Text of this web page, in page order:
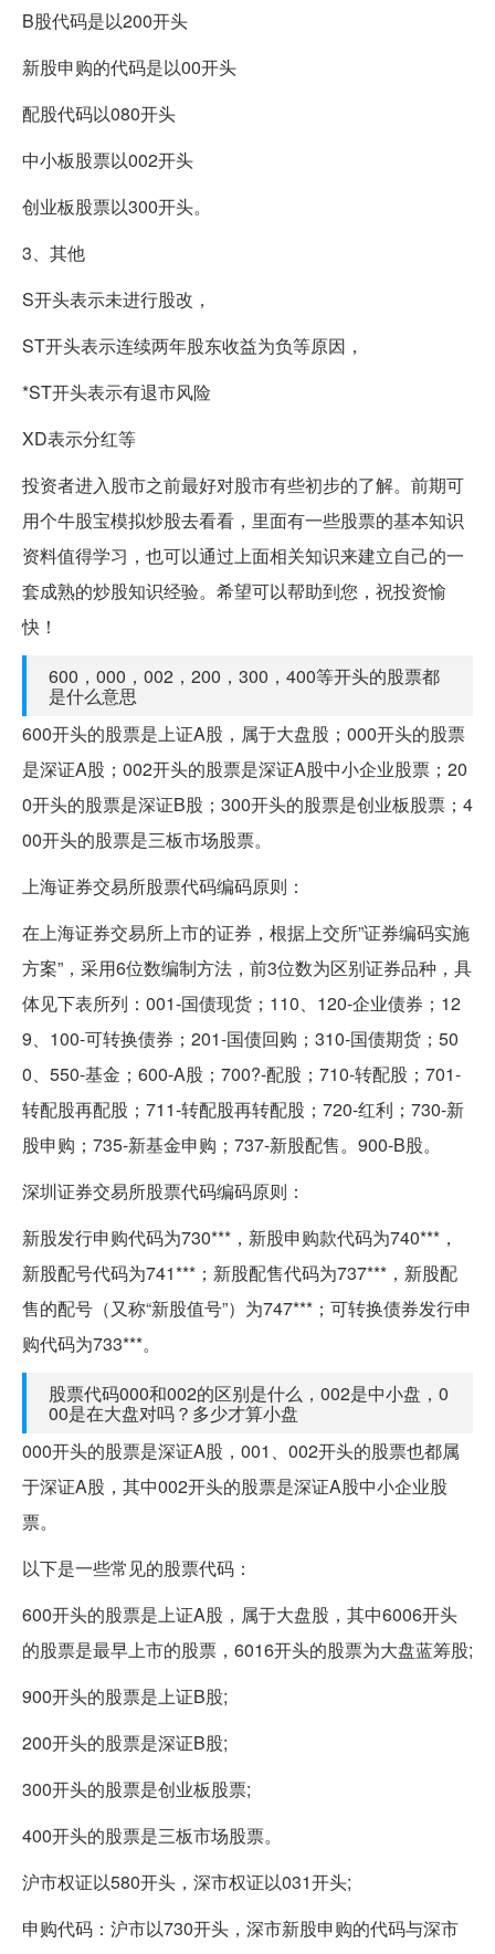
B股代码是以200开头
新股申购的代码是以00开头
配股代码以080开头
中小板股票以002开头
创业板股票以300开头。
3、其他
S开头表示未进行股改，
ST开头表示连续两年股东收益为负等原因，
*ST开头表示有退市风险
XD表示分红等
投资者进入股市之前最好对股市有些初步的了解。前期可
用个牛股宝模拟炒股去看看，里面有一些股票的基本知识
资料值得学习，也可以通过上面相关知识来建立自己的一
套成熟的炒股知识经验。希望可以帮助到您，祝投资愉
快！
600，000，002，200，300，400等开头的股票都
是什么意思
600开头的股票是上证A股，属于大盘股；000开头的股票
是深证A股；002开头的股票是深证A股中小企业股票；20
0开头的股票是深证B股；300开头的股票是创业板股票；4
00开头的股票是三板市场股票。
上海证券交易所股票代码编码原则：
在上海证券交易所上市的证券，根据上交所”证券编码实施
方案”，采用6位数编制方法，前3位数为区别证券品种，具
体见下表所列：001-国债现货；110、120-企业债券；12
9、100-可转换债券；201-国债回购；310-国债期货；50
0、550-基金；600-A股；700?-配股；710-转配股；701-
转配股再配股；711-转配股再转配股；720-红利；730-新
股申购；735-新基金申购；737-新股配售。900-B股。
深圳证券交易所股票代码编码原则：
新股发行申购代码为730***，新股申购款代码为740***，
新股配号代码为741***；新股配售代码为737***，新股配
售的配号（又称“新股值号”）为747***；可转换债券发行申
购代码为733***。
股票代码000和002的区别是什么，002是中小盘，0
00是在大盘对吗？多少才算小盘
000开头的股票是深证A股，001、002开头的股票也都属
于深证A股，其中002开头的股票是深证A股中小企业股
票。
以下是一些常见的股票代码：
600开头的股票是上证A股，属于大盘股，其中6006开头
的股票是最早上市的股票，6016开头的股票为大盘蓝筹股;
900开头的股票是上证B股;
200开头的股票是深证B股;
300开头的股票是创业板股票;
400开头的股票是三板市场股票。
沪市权证以580开头，深市权证以031开头;
申购代码：沪市以730开头，深市新股申购的代码与深市